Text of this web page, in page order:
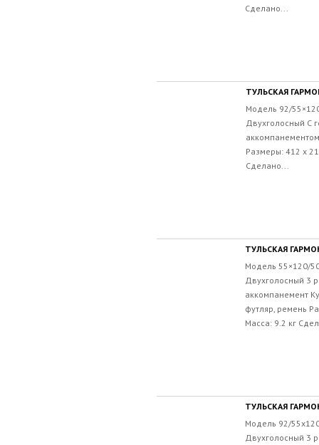
Сделано...
ТУЛЬСКАЯ
Модель 92/
Двухголосный С
Размеры: 412 х
Сделано...
ТУЛЬСКАЯ
Модель 55×120/
Двухголосный 3
аккомпанемент
футляр, ремень
Масса: 9.2 кг
ТУЛЬСКАЯ
Модель 92/
Двухголосный 3